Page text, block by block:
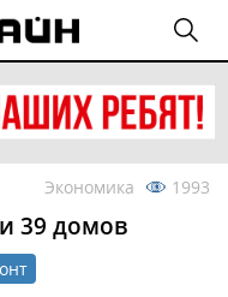
Экономика 1993
39 домов